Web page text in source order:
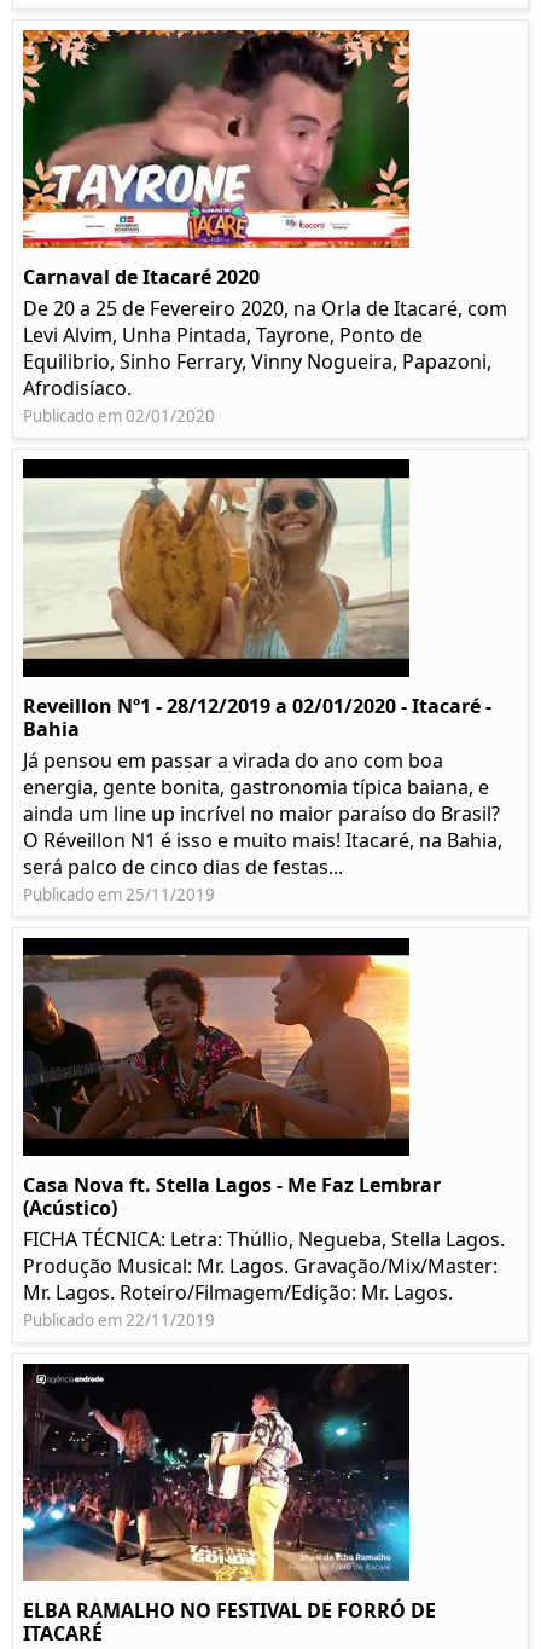
Carnaval de Itacaré 2020
De 20 a 25 de Fevereiro 2020, na Orla de Itacaré, com
Levi Alvim, Unha Pintada, Tayrone, Ponto de
Equilibrio, Sinho Ferrary, Vinny Nogueira, Papazoni,
Afrodisíaco.
Publicado em 02/01/2020
Reveillon Nº1 - 28/12/2019 a 02/01/2020 - Itacaré -
Bahia
Já pensou em passar a virada do ano com boa
energia, gente bonita, gastronomia típica baiana, e
ainda um line up incrível no maior paraíso do Brasil?
O Réveillon N1 é isso e muito mais! Itacaré, na Bahia,
será palco de cinco dias de festas...
Publicado em 25/11/2019
Casa Nova ft. Stella Lagos - Me Faz Lembrar
(Acústico)
FICHA TÉCNICA: Letra: Thúllio, Negueba, Stella Lagos.
Produção Musical: Mr. Lagos. Gravação/Mix/Master:
Mr. Lagos. Roteiro/Filmagem/Edição: Mr. Lagos.
Publicado em 22/11/2019
ELBA RAMALHO NO FESTIVAL DE FORRÓ DE
ITACARÉ